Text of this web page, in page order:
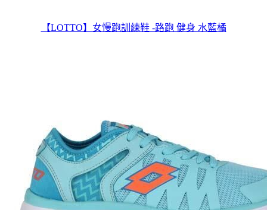
【LOTTO】女慢跑訓練鞋 -路跑 健身 水藍橘